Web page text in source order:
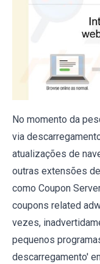
No momento da
via
atualizações de
outras extensões
como Coupon
coupons related
vezes,
pequenos
descarregamento'